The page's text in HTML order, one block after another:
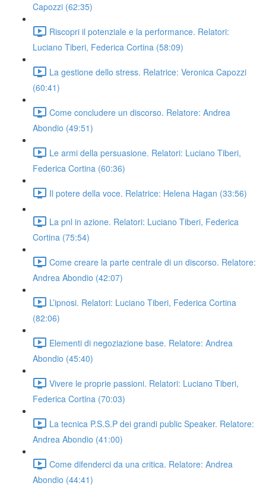
Capozzi (62:35)
Riscopri il potenziale e la performance. Relatori:
Luciano Tiberi, Federica Cortina (58:09)
La gestione dello stress. Relatrice: Veronica Capozzi
(60:41)
Come concludere un discorso. Relatore: Andrea
Abondio (49:51)
Le armi della persuasione. Relatori: Luciano Tiberi,
Federica Cortina (60:36)
Il potere della voce. Relatrice: Helena Hagan (33:56)
La pnl in azione. Relatori: Luciano Tiberi, Federica
Cortina (75:54)
Come creare la parte centrale di un discorso. Relatore:
Andrea Abondio (42:07)
L’ipnosi. Relatori: Luciano Tiberi, Federica Cortina
(82:06)
Elementi di negoziazione base. Relatore: Andrea
Abondio (45:40)
Vivere le proprie passioni. Relatori: Luciano Tiberi,
Federica Cortina (70:03)
La tecnica P.S.S.P dei grandi public Speaker. Relatore:
Andrea Abondio (41:00)
Come difenderci da una critica. Relatore: Andrea
Abondio (44:41)